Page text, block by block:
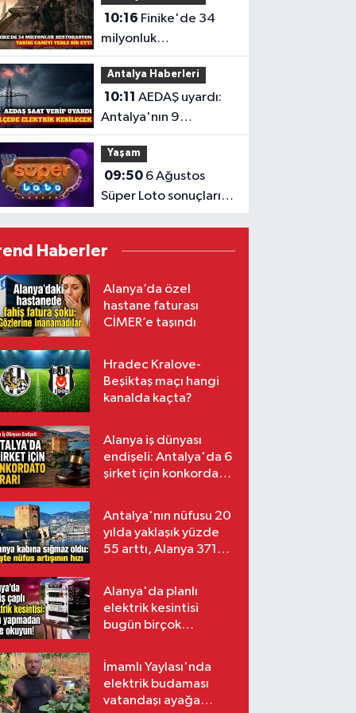
10:16
milyonluk
restorasyonda tarihi
cami yıkıldı
Antalya Haberleri
10:11 AEDAŞ uyardı:
Antalya'nın 9
ilçesinde elektrik
kesintisi
Yaşam
09:50
Süper Loto sonuçları
açıklandı
Haberler
Alanya’da özel
hastane faturası
CİMER’e taşındı
Hradec Kralove-
Beşiktaş maçı hangi
kanalda kaçta?
Alanya iş dünyası
endişeli: Antalya'da 6
şirket için konkordato
Antalya'nın nüfusu 20
yılda yaklaşık yüzde
55 arttı, Alanya 371
Alanya'da planlı
elektrik kesintisi
bugün birçok
İmamlı Yaylası'nda
elektrik budaması
vatandaşı ayağa